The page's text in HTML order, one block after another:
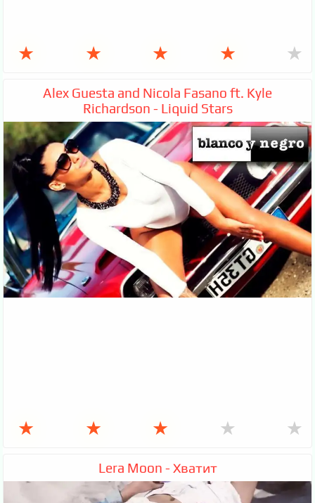
★ ★ ★ ★ ★
Alex Guesta and Nicola Fasano ft. Kyle
Richardson - Liquid Stars
★ ★ ★ ★ ★
Lera Moon - Хватит